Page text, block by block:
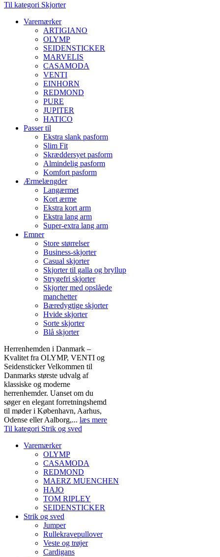
Til kategori Skjorter
Varemærker
ARTIGIANO
OLYMP
SEIDENSTICKER
MARVELIS
CASAMODA
VENTI
EINHORN
REDMOND
PURE
JUPITER
HATICO
Passer til
Ekstra slank pasform
Slim Fit
Skræddersyet pasform
Almindelig pasform
Komfort pasform
Ærmelængder
Langærmet
Kort ærme
Ekstra kort arm
Ekstra lang arm
Super-extra lang arm
Emner
Store størrelser
Business-skjorter
Casual skjorter
Skjorter til galla og bryllup
Strygefri skjorter
Skjorter med opslåede
manchetter
Bæredygtige skjorter
Hvide skjorter
Sorte skjorter
Blå skjorter
Herrenhemden i Danmark –
Kvalitet fra OLYMP, VENTI og
Seidensticker Velkommen til
Danmarks største udvalg af
klassiske og moderne
herrenhemder. Uanset om du
søger en elegant forretningshemd
til møder i København, Aarhus,
Odense eller Aalborg,... læs mere
Til kategori Strik og sved
Varemærker
OLYMP
CASAMODA
REDMOND
MAERZ MUENCHEN
HAJO
TOM RIPLEY
SEIDENSTICKER
Strik og sved
Jumper
Rullekravepullover
Veste og trøjer
Cardigans